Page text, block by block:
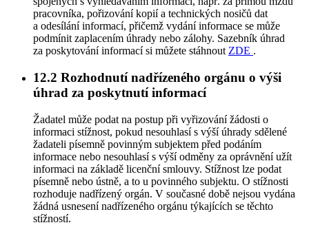
pracovníka, pořizování kopií a technických nosičů dat
a odesílání informací, přičemž vydání informace se může
podmínit zaplacením úhrady nebo zálohy. Sazebník úhrad
za poskytování informací si můžete stáhnout ZDE .
12.2 Rozhodnutí nadřízeného orgánu o výši
úhrad za poskytnutí informací
Žadatel může podat na postup při vyřizování žádosti o
informaci stížnost, pokud nesouhlasí s výší úhrady sdělené
žadateli písemně povinným subjektem před podáním
informace nebo nesouhlasí s výší odměny za oprávnění užít
informaci na základě licenční smlouvy. Stížnost lze podat
písemně nebo ústně, a to u povinného subjektu. O stížnosti
rozhoduje nadřízený orgán. V současné době nejsou vydána
žádná usnesení nadřízeného orgánu týkajících se těchto
stížností.